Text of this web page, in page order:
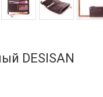
DESISAN